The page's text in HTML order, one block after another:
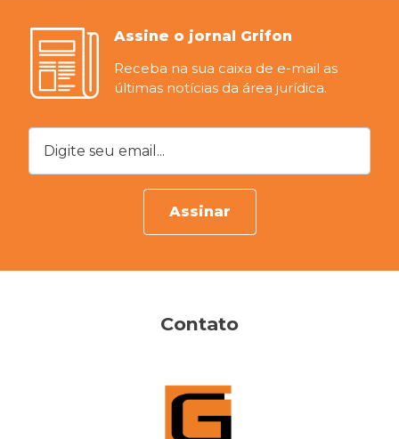
Assine o jornal Grifon
Receba na sua caixa de e-mail as
últimas notícias da área jurídica.
Digite seu email...
Assinar
Contato